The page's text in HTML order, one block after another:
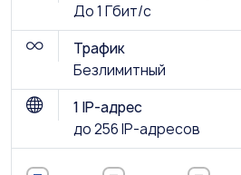
До 1 Гбит/с
Трафик
Безлимитный
1 IP-адрес
до 256 IP-адресов